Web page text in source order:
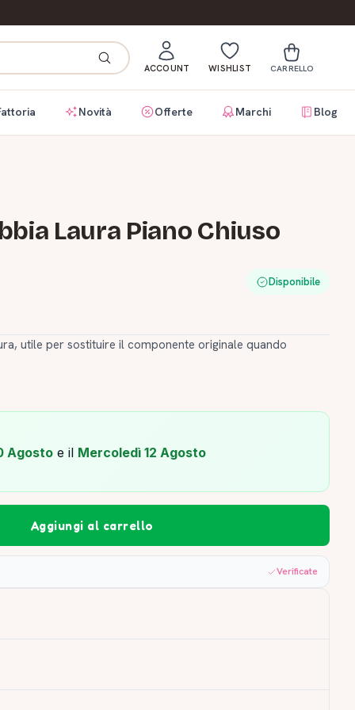
ACCOUNT WISHLIST CARRELLO
Novità Offerte Marchi Blog
Laura Piano Chiuso
Disponibile
utile per sostituire il componente originale quando
Agosto e il Mercoledì 12 Agosto
Aggiungi al carrello
Verificate